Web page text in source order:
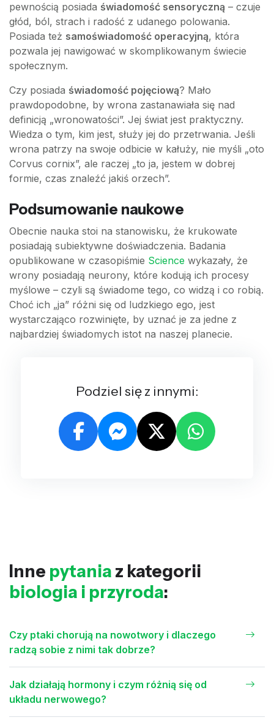
pewnością posiada świadomość sensoryczną – czuje
głód, ból, strach i radość z udanego polowania.
Posiada też samoświadomość operacyjną, która
pozwala jej nawigować w skomplikowanym świecie
społecznym.
Czy posiada świadomość pojęciową? Mało
prawdopodobne, by wrona zastanawiała się nad
definicją „wronowatości”. Jej świat jest praktyczny.
Wiedza o tym, kim jest, służy jej do przetrwania. Jeśli
wrona patrzy na swoje odbicie w kałuży, nie myśli „oto
Corvus cornix”, ale raczej „to ja, jestem w dobrej
formie, czas znaleźć jakiś orzech”.
Podsumowanie naukowe
Obecnie nauka stoi na stanowisku, że krukowate
posiadają subiektywne doświadczenia. Badania
opublikowane w czasopiśmie Science wykazały, że
wrony posiadają neurony, które kodują ich procesy
myślowe – czyli są świadome tego, co widzą i co robią.
Choć ich „ja” różni się od ludzkiego ego, jest
wystarczająco rozwinięte, by uznać je za jedne z
najbardziej świadomych istot na naszej planecie.
Podziel się z innymi:
Inne pytania z kategorii
biologia i przyroda:
Czy ptaki chorują na nowotwory i dlaczego
radzą sobie z nimi tak dobrze?
Jak działają hormony i czym różnią się od
układu nerwowego?